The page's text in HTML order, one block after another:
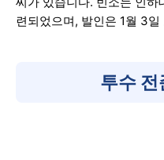
련되었으며, 발인은 1월 3
투수 전